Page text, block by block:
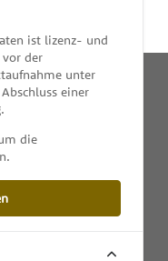
ist lizenz- und
der
unter
einer
die